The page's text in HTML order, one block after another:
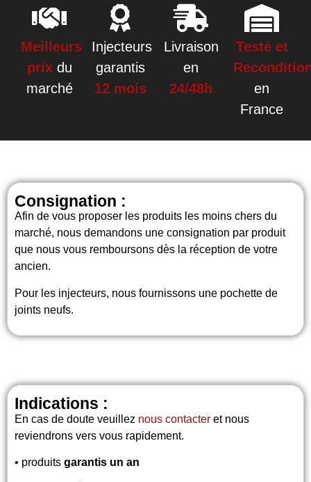
Meilleurs
prixdu
marché
Injecteurs
garantis
12 mois
Livraison
en
24/48h
Testé et
en
France
Consignation :
Afin de vous proposer les produits les moins chers du
marché, nous demandons une consignation par produit
que nous vous remboursons dès la réception de votre
ancien.
Pour les injecteurs, nous fournissons une pochette de
joints neufs.
Indications :
En cas de doute veuillez nous contacter et nous
reviendrons vers vous rapidement.
• produits garantis un an